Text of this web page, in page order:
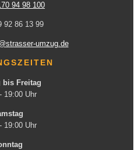
94 98 100
92 86 13 99
umzug.de
bis Freitag
19:00 Uhr
19:00 Uhr